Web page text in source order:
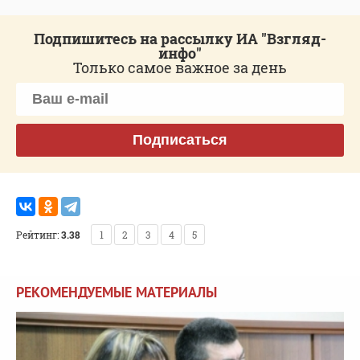
Подпишитесь на рассылку ИА "Взгляд-
инфо"
Только самое важное за день
Подписаться
Рейтинг:3.38 1 2 3 4 5
РЕКОМЕНДУЕМЫЕ МАТЕРИАЛЫ